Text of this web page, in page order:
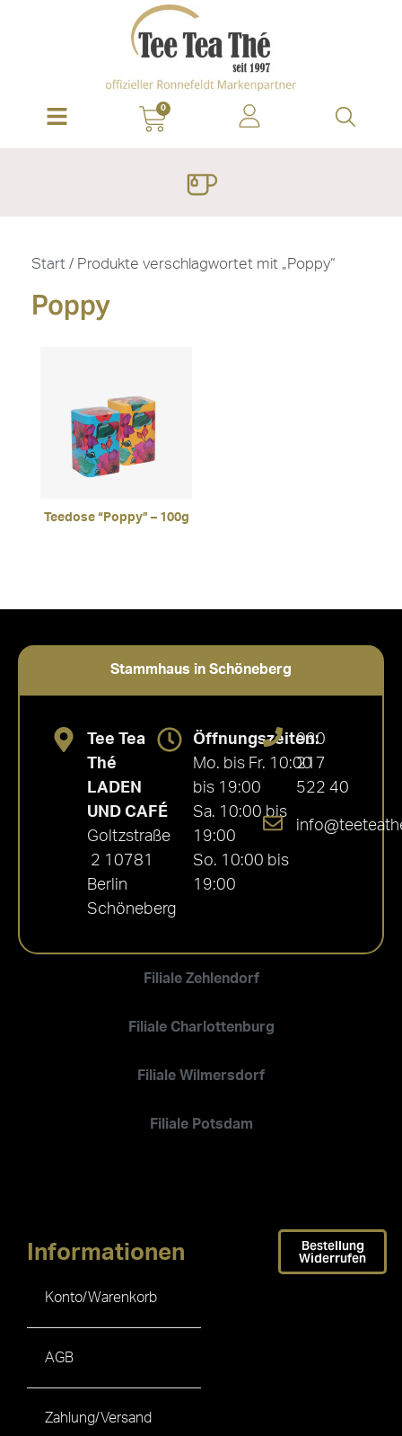
0
Start / Produkte verschlagwortet mit „Poppy“
Poppy
Teedose “Poppy” – 100g
Stammhaus in Schöneberg
Filiale Zehlendorf
Filiale Charlottenburg
Filiale Wilmersdorf
Filiale Potsdam
Tee Tea
Thé
LADEN
UND CAFÉ
Goltzstraße
2 10781
Berlin
Schöneberg
Öffnungszeiten:
Mo. bis Fr. 10:00
bis 19:00
Sa. 10:00 bis
19:00
So. 10:00 bis
19:00
030
217
522 40
Informationen
Konto/Warenkorb
AGB
Zahlung/Versand
Bestellung
Widerrufen